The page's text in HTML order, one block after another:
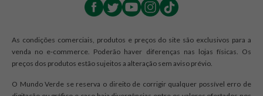
As condições comerciais, produtos e preços do site são exclusivos para a
venda no e-commerce. Poderão haver diferenças nas lojas físicas. Os
preços dos produtos estão sujeitos a alteração sem aviso prévio.
O Mundo Verde se reserva o direito de corrigir qualquer possível erro de